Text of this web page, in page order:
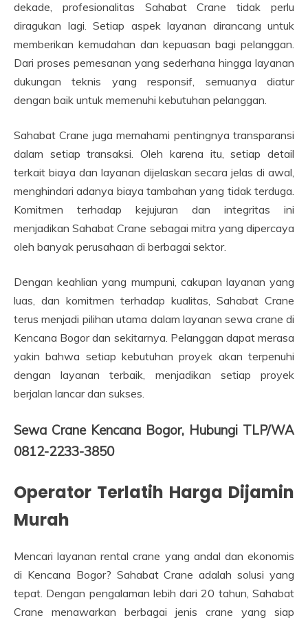
dekade, profesionalitas Sahabat Crane tidak perlu
diragukan lagi. Setiap aspek layanan dirancang untuk
memberikan kemudahan dan kepuasan bagi pelanggan.
Dari proses pemesanan yang sederhana hingga layanan
dukungan teknis yang responsif, semuanya diatur
dengan baik untuk memenuhi kebutuhan pelanggan.
Sahabat Crane juga memahami pentingnya transparansi
dalam setiap transaksi. Oleh karena itu, setiap detail
terkait biaya dan layanan dijelaskan secara jelas di awal,
menghindari adanya biaya tambahan yang tidak terduga.
Komitmen terhadap kejujuran dan integritas ini
menjadikan Sahabat Crane sebagai mitra yang dipercaya
oleh banyak perusahaan di berbagai sektor.
Dengan keahlian yang mumpuni, cakupan layanan yang
luas, dan komitmen terhadap kualitas, Sahabat Crane
terus menjadi pilihan utama dalam layanan sewa crane di
Kencana Bogor dan sekitarnya. Pelanggan dapat merasa
yakin bahwa setiap kebutuhan proyek akan terpenuhi
dengan layanan terbaik, menjadikan setiap proyek
berjalan lancar dan sukses.
Sewa Crane Kencana Bogor, Hubungi TLP/WA
0812-2233-3850
Operator Terlatih Harga Dijamin
Murah
Mencari layanan rental crane yang andal dan ekonomis
di Kencana Bogor? Sahabat Crane adalah solusi yang
tepat. Dengan pengalaman lebih dari 20 tahun, Sahabat
Crane menawarkan berbagai jenis crane yang siap